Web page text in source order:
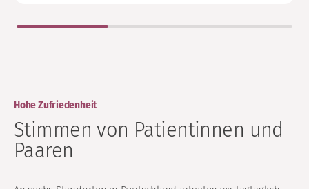
Hohe Zufriedenheit
Stimmen von Patientinnen und
Paaren